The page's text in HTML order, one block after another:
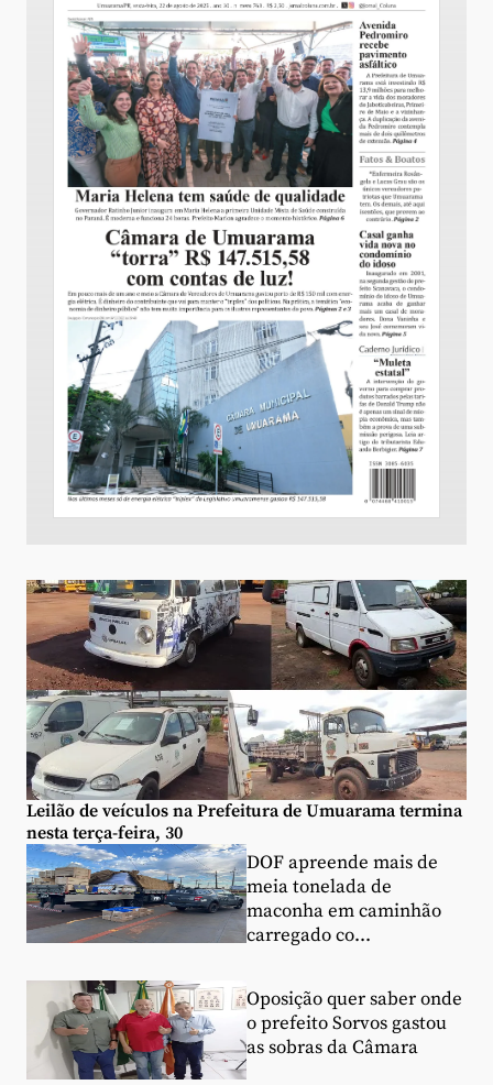
Leilão de veículos na Prefeitura de Umuarama termina
nesta terça-feira, 30
DOF apreende mais de
meia tonelada de
maconha em caminhão
carregado co...
Oposição quer saber onde
o prefeito Sorvos gastou
as sobras da Câmara